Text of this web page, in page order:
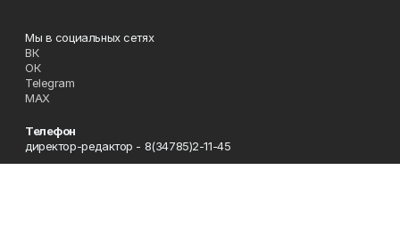
Мы в социальных сетях
ВК
ОК
Telegram
MAX
Телефон
директор-редактор - 8(34785)2-11-45